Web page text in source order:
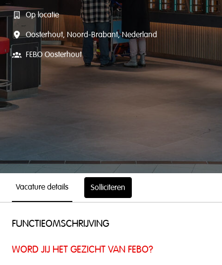
Op locatie
Oosterhout, Noord-Brabant, Nederland
FEBO Oosterhout
Vacature details Solliciteren
FUNCTIEOMSCHRIJVING
WORD JIJ HET GEZICHT VAN FEBO?